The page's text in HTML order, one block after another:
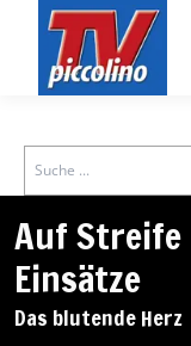
Search
Auf Streife
Einsätze
Das blutende Herz